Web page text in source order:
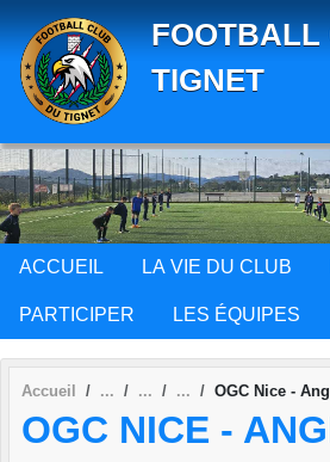
FOOTBALL
TIGNET
ACCUEIL LA VIE DU CLUB
PARTICIPER LES ÉQUIPES
Accueil OGC Nice -
OGC NICE -
Panneau de gestion des cookies